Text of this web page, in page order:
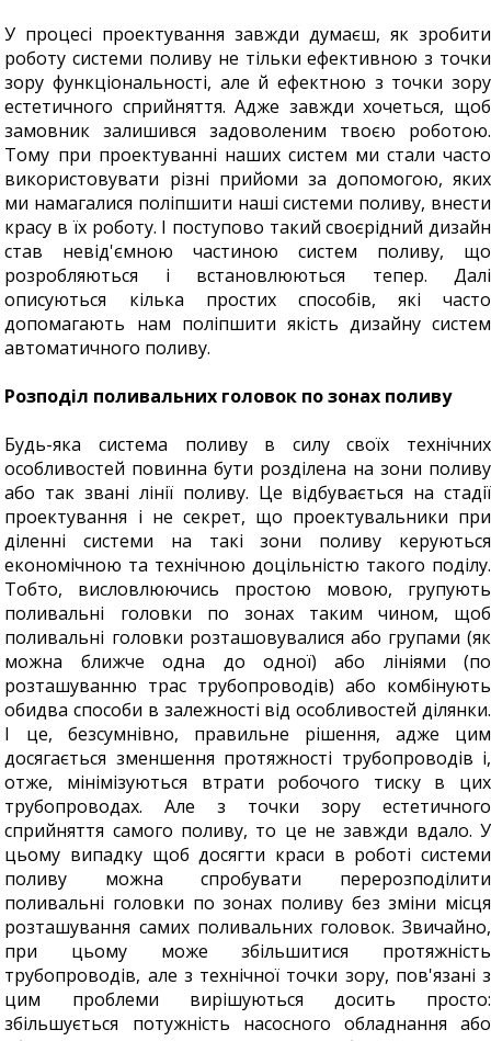
У процесі проектування завжди думаєш, як зробити
роботу системи поливу не тільки ефективною з точки
зору функціональності, але й ефектною з точки зору
естетичного сприйняття. Адже завжди хочеться, щоб
замовник залишився задоволеним твоєю роботою.
Тому при проектуванні наших систем ми стали часто
використовувати різні прийоми за допомогою, яких
ми намагалися поліпшити наші системи поливу, внести
красу в їх роботу. І поступово такий своєрідний дизайн
став невід'ємною частиною систем поливу, що
розробляються і встановлюються тепер. Далі
описуються кілька простих способів, які часто
допомагають нам поліпшити якість дизайну систем
автоматичного поливу.
Розподіл поливальних головок по зонах поливу
Будь-яка система поливу в силу своїх технічних
особливостей повинна бути розділена на зони поливу
або так звані лінії поливу. Це відбувається на стадії
проектування і не секрет, що проектувальники при
діленні системи на такі зони поливу керуються
економічною та технічною доцільністю такого поділу.
Тобто, висловлюючись простою мовою, групують
поливальні головки по зонах таким чином, щоб
поливальні головки розташовувалися або групами (як
можна ближче одна до одної) або лініями (по
розташуванню трас трубопроводів) або комбінують
обидва способи в залежності від особливостей ділянки.
І це, безсумнівно, правильне рішення, адже цим
досягається зменшення протяжності трубопроводів і,
отже, мінімізуються втрати робочого тиску в цих
трубопроводах. Але з точки зору естетичного
сприйняття самого поливу, то це не завжди вдало. У
цьому випадку щоб досягти краси в роботі системи
поливу можна спробувати перерозподілити
поливальні головки по зонах поливу без зміни місця
розташування самих поливальних головок. Звичайно,
при цьому може збільшитися протяжність
трубопроводів, але з технічної точки зору, пов'язані з
цим проблеми вирішуються досить просто:
збільшується потужність насосного обладнання або